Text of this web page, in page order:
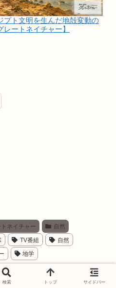
プト文明を生んだ地殻変動の
ートネイチャー】
トネイチャー 自然
TV番組 自然
地学
ーリンク
検索 トップ サイドバー